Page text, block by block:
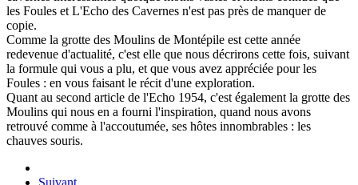
les Foules et L'Echo des Cavernes n'est pas près de manquer de
copie.
Comme la grotte des Moulins de Montépile est cette année
redevenue d'actualité, c'est elle que nous décrirons cette fois, suivant
la formule qui vous a plu, et que vous avez appréciée pour les
Foules : en vous faisant le récit d'une exploration.
Quant au second article de l'Echo 1954, c'est également la grotte des
Moulins qui nous en a fourni l'inspiration, quand nous avons
retrouvé comme à l'accoutumée, ses hôtes innombrables : les
chauves souris.